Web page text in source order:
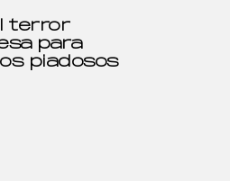
terror
para
piadosos